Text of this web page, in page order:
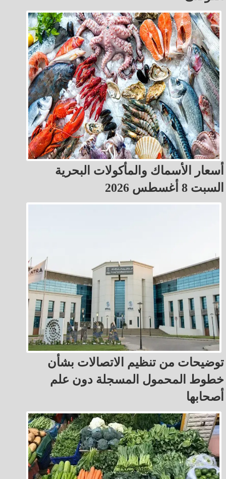
أسعار الأسماك والمأكولات البحرية
السبت 8 أغسطس 2026
توضيحات من تنظيم الاتصالات بشأن
خطوط المحمول المسجلة دون علم
أصحابها